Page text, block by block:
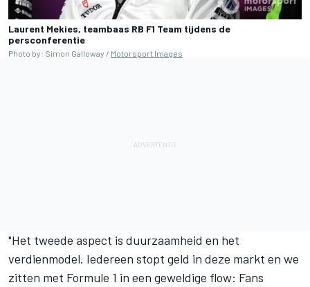
Laurent Mekies, teambaas RB F1 Team tijdens de
persconferentie
Photo by: Simon Galloway / Motorsport Images
"Het tweede aspect is duurzaamheid en het
verdienmodel. Iedereen stopt geld in deze markt en we
zitten met Formule 1 in een geweldige flow: Fans